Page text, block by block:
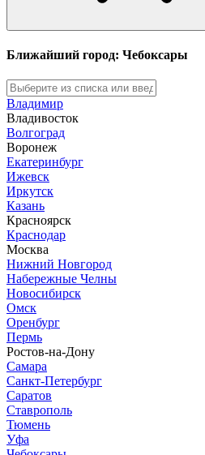
Ближайший город: Чебоксары
Владимир
Владивосток
Волгоград
Воронеж
Екатеринбург
Ижевск
Иркутск
Казань
Красноярск
Краснодар
Москва
Нижний Новгород
Набережные Челны
Новосибирск
Омск
Оренбург
Пермь
Ростов-на-Дону
Самара
Санкт-Петербург
Саратов
Ставрополь
Тюмень
Уфа